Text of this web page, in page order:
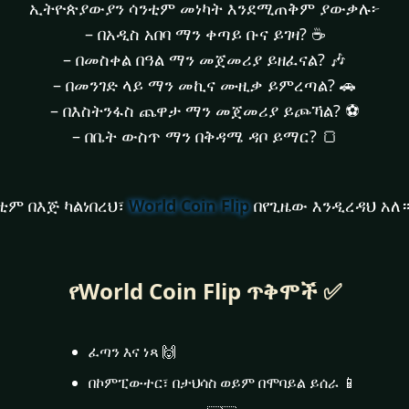
ኢትዮጵያውያን ሳንቲም መነካት እንደሚጠቅም ያውቃሉ፦
– በአዲስ አበባ ማን ቀጣይ ቡና ይገዛ? ☕
– በመስቀል በዓል ማን መጀመሪያ ይዘፈናል? 🎶
– በመንገድ ላይ ማን መኪና ሙዚቃ ይምረጣል? 🚗
– በእስትንፋስ ጨዋታ ማን መጀመሪያ ይጮኻል? ⚽
– በቤት ውስጥ ማን በቅዳሜ ዳቦ ይማር? 🍞
በእጅ ካልነበረህ፣World Coin Flipበየጊዜው እንዲረዳህ
የWorld Coin Flip ጥቅሞች ✅
ፈጣን እና ነጻ 🙌
በኮምፒውተር፣ በታህሳስ ወይም በሞባይል ይሰራ 📱